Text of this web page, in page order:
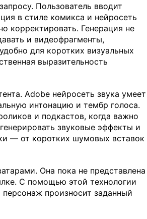
Пользователь вводит
в стиле комикса и нейросеть
корректировать. Генерация не
и видеофрагменты,
для коротких визуальных
выразительность
Adobe нейросеть звука умеет
интонацию и тембр голоса.
и подкастов, когда важно
звуковые эффекты и
— от коротких шумовых вставок
Она пока не представлена
С помощью этой технологии
произносит заданный